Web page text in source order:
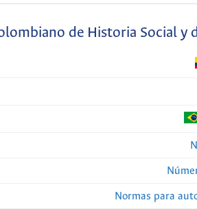
de Historia Social y
Normas para